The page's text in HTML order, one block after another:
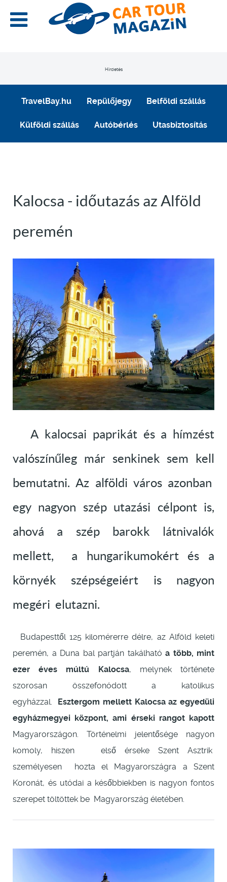
Hirdetés
TravelBay.hu Repülőjegy Belföldi szállás
Külföldi szállás Autóbérlés Utasbiztosítás
Kalocsa - időutazás az Alföld
peremén
A kalocsai paprikát és a hímzést
valószínűleg már senkinek sem kell
bemutatni. Az alföldi város azonban
egy nagyon szép utazási célpont is,
ahová a szép barokk látnivalók
mellett, a hungarikumokért és a
környék szépségeiért is nagyon
megéri elutazni.
Budapesttől 125 kilomérerre délre, az Alföld keleti
peremén, a Duna bal partján takálható a több, mint
ezer éves múltú Kalocsa, melynek története
szorosan összefonódott a katolikus
egyházzal.
Esztergom mellett Kalocsa az egyedüli
egyházmegyei központ, ami érseki rangot kapott
Magyarországon. Történelmi jelentősége nagyon
komoly, hiszen első érseke Szent Asztrik
személyesen hozta el Magyarországra a Szent
Koronát, és utódai a későbbiekben is nagyon fontos
szerepet töltöttek be Magyarország életében.